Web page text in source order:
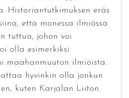
Historiantutkimuksen eräs
että monessa ilmiössä
tuttua, johon voi
olla esimerkiksi
maahanmuuton ilmiöistä.
hyvinkin olla jonkun
kuten Karjalan Liiton.